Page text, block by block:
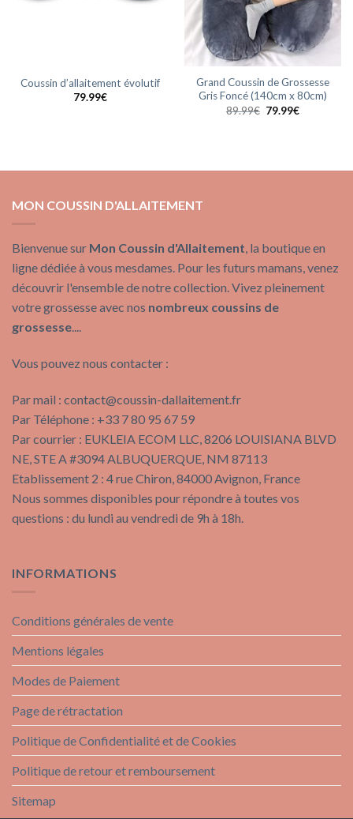
Coussin d’allaitement évolutif
79.99€
Grand Coussin de Grossesse
Gris Foncé (140cm x 80cm)
89.99€ Le
79.99€Le
MON COUSSIN D'ALLAITEMENT
Bienvenue sur Mon Coussin d'Allaitement, la boutique en
ligne dédiée à vous mesdames. Pour les futurs mamans, venez
découvrir l'ensemble de notre collection. Vivez pleinement
votre grossesse avec nos nombreux coussins de
grossesse....
Vous pouvez nous contacter :
Par mail : contact@coussin-dallaitement.fr
Par Téléphone : +33 7 80 95 67 59
Par courrier : EUKLEIA ECOM LLC, 8206 LOUISIANA BLVD
NE, STE A #3094 ALBUQUERQUE, NM 87113
Etablissement 2 : 4 rue Chiron, 84000 Avignon, France
Nous sommes disponibles pour répondre à toutes vos
questions : du lundi au vendredi de 9h à 18h.
INFORMATIONS
Conditions générales de vente
Mentions légales
Modes de Paiement
Page de rétractation
Politique de Confidentialité et de Cookies
Politique de retour et remboursement
Sitemap